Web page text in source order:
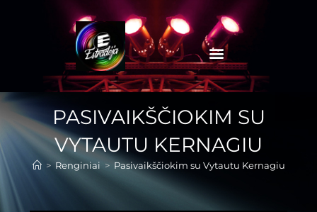
PASIVAIKŠČIOKIM SU
VYTAUTU KERNAGIU
> Renginiai > Pasivaikščiokim su Vytautu Kernagiu